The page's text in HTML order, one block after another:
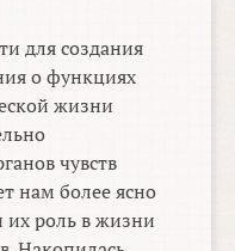
для создания
о функциях
жизни
чувств
нам более ясно
их роль в жизни